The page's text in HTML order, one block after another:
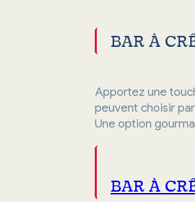
BAR À
Apportez une
peuvent choisir
Une option
BAR À